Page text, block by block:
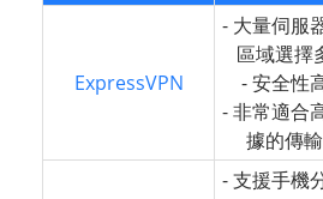
ExpressVPN
- 大量伺服
區域選擇
- 安全性
- 非常適合
據的傳輸
- 支援手機